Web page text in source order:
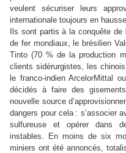
veulent sécuriser leurs
internationale toujours en
Ils sont partis à la conquête de
de fer mondiaux, le brésilien
Tinto (70 % de la production
clients sidérurgistes, les
le franco-indien ArcelorMittal
décidés à faire des
nouvelle source
dangers pour cela : s’associer
sulfureuse et opérer dans
instables. En moins de six
miniers ont été annoncés,